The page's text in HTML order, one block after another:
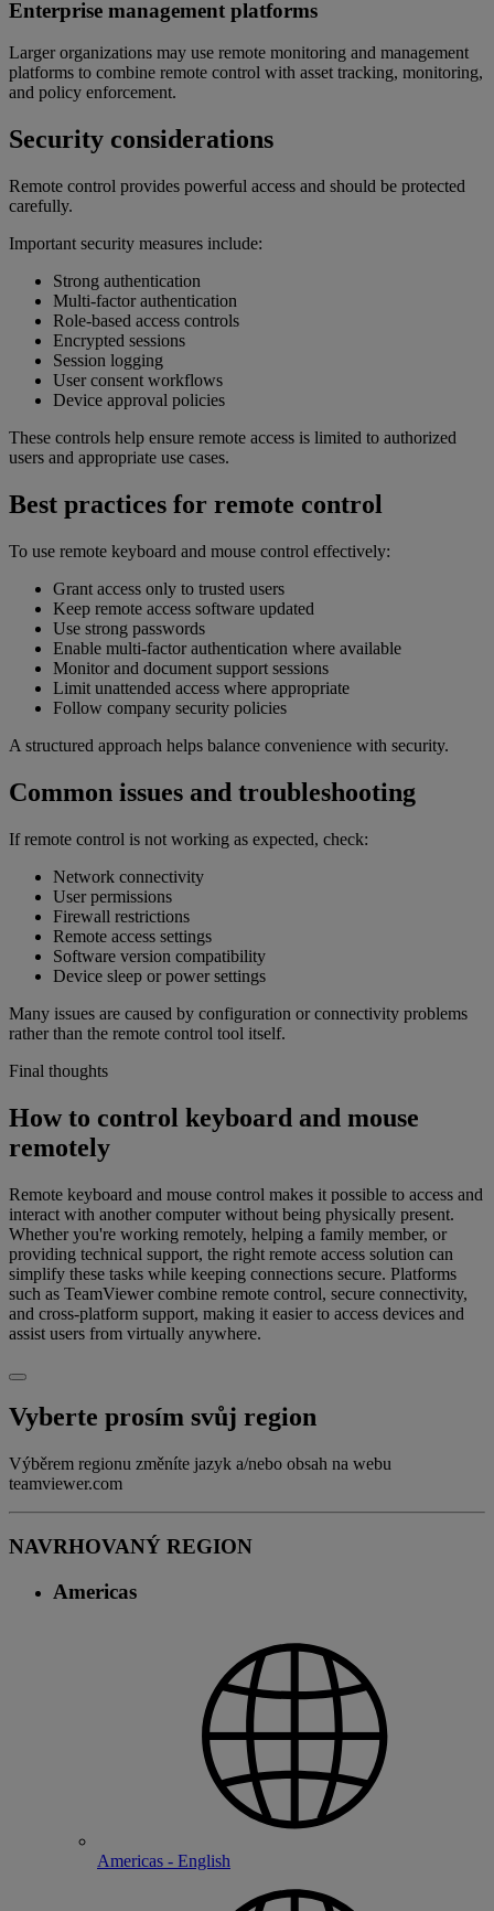
Enterprise management platforms
Larger organizations may use remote monitoring and management
platforms to combine remote control with asset tracking, monitoring,
and policy enforcement.
Security considerations
Remote control provides powerful access and should be protected
carefully.
Important security measures include:
Strong authentication
Multi-factor authentication
Role-based access controls
Encrypted sessions
Session logging
User consent workflows
Device approval policies
These controls help ensure remote access is limited to authorized
users and appropriate use cases.
Best practices for remote control
To use remote keyboard and mouse control effectively:
Grant access only to trusted users
Keep remote access software updated
Use strong passwords
Enable multi-factor authentication where available
Monitor and document support sessions
Limit unattended access where appropriate
Follow company security policies
A structured approach helps balance convenience with security.
Common issues and troubleshooting
If remote control is not working as expected, check:
Network connectivity
User permissions
Firewall restrictions
Remote access settings
Software version compatibility
Device sleep or power settings
Many issues are caused by configuration or connectivity problems
rather than the remote control tool itself.
Final thoughts
How to control keyboard and mouse
remotely
Remote keyboard and mouse control makes it possible to access and
interact with another computer without being physically present.
Whether you're working remotely, helping a family member, or
providing technical support, the right remote access solution can
simplify these tasks while keeping connections secure. Platforms
such as TeamViewer combine remote control, secure connectivity,
and cross-platform support, making it easier to access devices and
assist users from virtually anywhere.
Vyberte prosím svůj region
Výběrem regionu změníte jazyk a/nebo obsah na webu
teamviewer.com
NAVRHOVANÝ REGION
Americas
Americas - English